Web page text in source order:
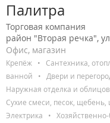
Палитра
Торговая компания
район "Вторая речка",
Офис, магазин
Крепёж • Сантехника,
ванной
• Двери и
Наружная отделка и
Сухие смеси, песок, щебень,
Электрика
•